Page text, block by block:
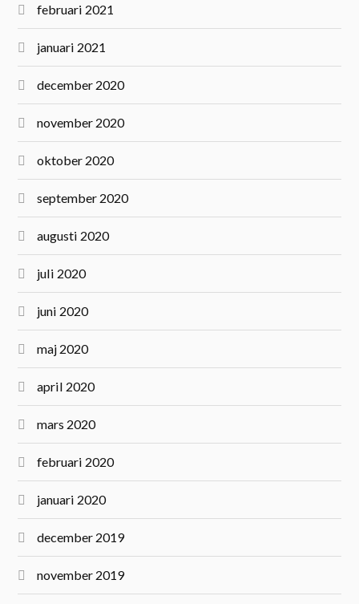
februari 2021
januari 2021
december 2020
november 2020
oktober 2020
september 2020
augusti 2020
juli 2020
juni 2020
maj 2020
april 2020
mars 2020
februari 2020
januari 2020
december 2019
november 2019